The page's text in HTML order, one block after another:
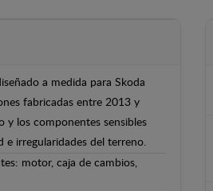
a medida para Skoda
fabricadas entre 2013 y
y los componentes sensibles
e irregularidades del terreno.
motor, caja de cambios,